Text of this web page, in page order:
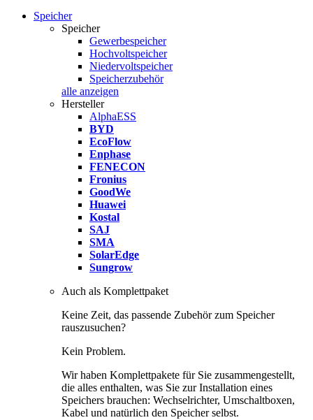
Speicher
Speicher
Gewerbespeicher
Hochvoltspeicher
Niedervoltspeicher
Speicherzubehör
alle anzeigen
Hersteller
AlphaESS
BYD
EcoFlow
Enphase
FENECON
Fronius
GoodWe
Huawei
Kostal
SAJ
SMA
SolarEdge
Sungrow
Auch als Komplettpaket
Keine Zeit, das passende Zubehör zum Speicher
rauszusuchen?
Kein Problem.
Wir haben Komplettpakete für Sie zusammengestellt,
die alles enthalten, was Sie zur Installation eines
Speichers brauchen: Wechselrichter, Umschaltboxen,
Kabel und natürlich den Speicher selbst.